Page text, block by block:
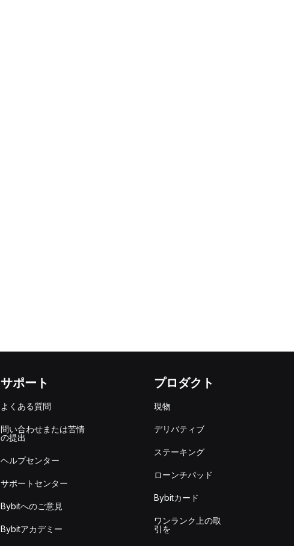
サポート
よくある質問
問い合わせまたは苦情
の提出
ヘルプセンター
サポートセンター
Bybitへのご意見
Bybitアカデミー
プロダクト
現物
デリバティブ
ステーキング
ローンチパッド
Bybitカード
ワンランク上の取
引を